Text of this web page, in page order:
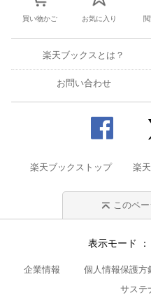
買い物かご お気に入り
楽天ブックスとは？
お問い合わせ
楽天ブックストップ 楽
このペ
表示モード
企業情報 個人情報保護方
サステ